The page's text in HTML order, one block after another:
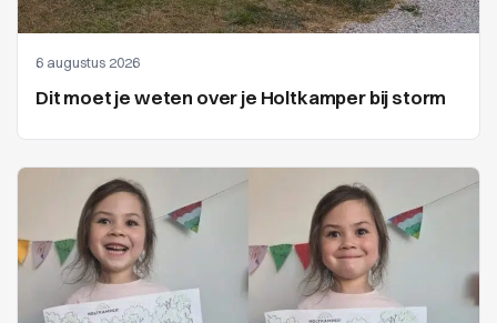
6 augustus 2026
Dit moet je weten over je Holtkamper bij storm